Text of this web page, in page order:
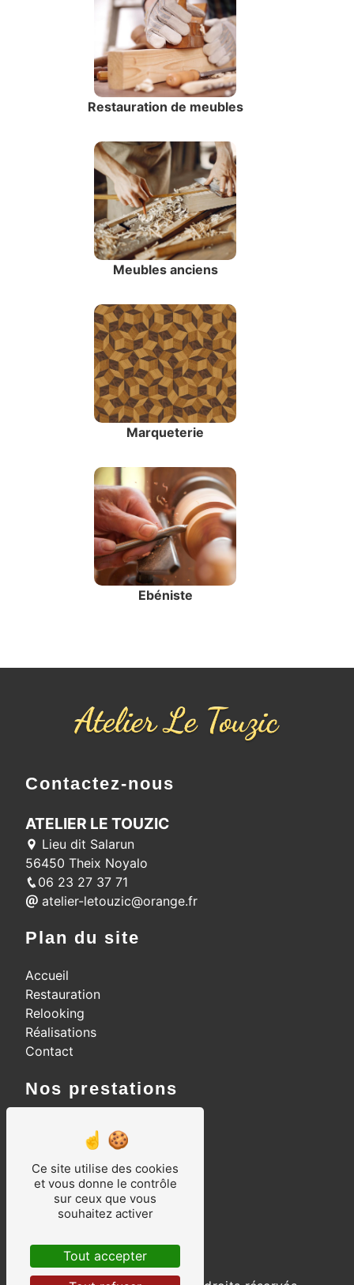
Restauration de meubles
Meubles anciens
Marqueterie
Ebéniste
Contactez-nous
ATELIER LE TOUZIC
Lieu dit Salarun
56450 Theix Noyalo
06 23 27 37 71
atelier-letouzic@orange.fr
Plan du site
Accueil
Restauration
Relooking
Réalisations
Contact
Nos prestations
Relooking meubles
Vernissage au tampon
Ebéniste d'art
Restauration de meubles
Meubles anciens
Marqueterie
Ce site utilise des cookies
et vous donne le contrôle
sur ceux que vous
souhaitez activer
Tout accepter